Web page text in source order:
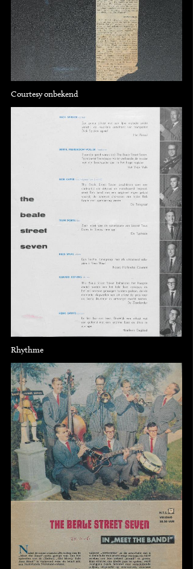
Courtesy onbekend
Rhythme